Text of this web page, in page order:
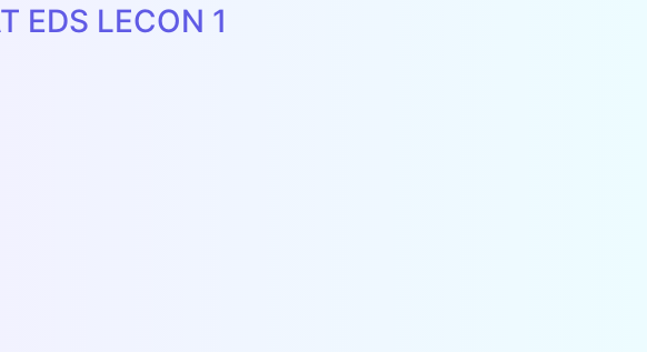
EDS LECON 1